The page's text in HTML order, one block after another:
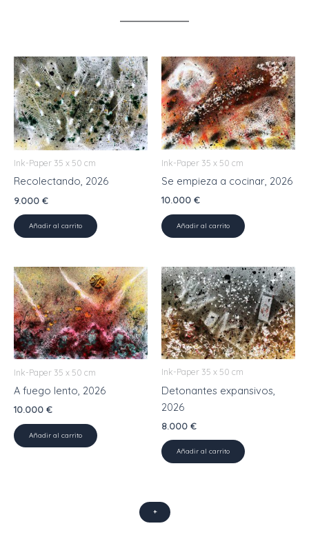
Ink-Paper 35 x 50 cm
Recolectando, 2026
9.000 €
Añadir al carrito
Ink-Paper 35 x 50 cm
Se empieza a cocinar, 2026
10.000 €
Añadir al carrito
Ink-Paper 35 x 50 cm
A fuego lento, 2026
10.000 €
Añadir al carrito
Ink-Paper 35 x 50 cm
Detonantes expansivos,
2026
8.000 €
Añadir al carrito
+